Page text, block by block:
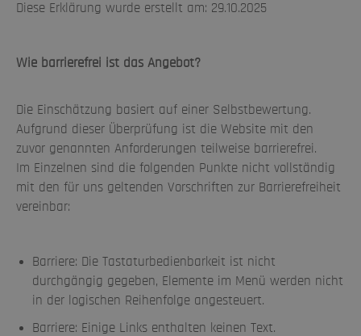
Diese Erklärung wurde erstellt am: 29.10.2025
Wie barrierefrei ist das Angebot?
Die Einschätzung basiert auf einer Selbstbewertung.
Aufgrund dieser Überprüfung ist die Website mit den
zuvor genannten Anforderungen teilweise barrierefrei.
Im Einzelnen sind die folgenden Punkte nicht vollständig
mit den für uns geltenden Vorschriften zur Barrierefreiheit
vereinbar:
Barriere: Die Tastaturbedienbarkeit ist nicht
durchgängig gegeben, Elemente im Menü werden nicht
in der logischen Reihenfolge angesteuert.
Barriere: Einige Links enthalten keinen Text.